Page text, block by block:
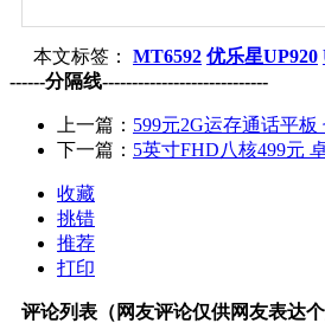
本文标签： MT6592 优乐星UP920
------分隔线----------------------------
上一篇： 599元2G运存通话平
下一篇： 5英寸FHD八核499元
收藏
挑错
推荐
打印
评论列表（网友评论仅供网友表达